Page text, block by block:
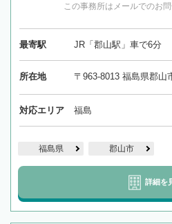
この事務所はメールでのお問
最寄駅 JR「郡山駅」車で6分
所在地 〒963-8013 福島県郡山
対応エリア 福島
福島県 郡山市
詳細を